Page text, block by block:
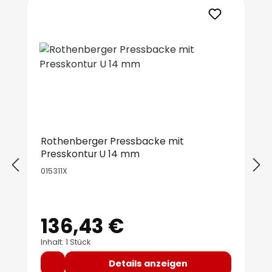
Rothenberger Pressbacke mit
Presskontur U 14 mm
015311X
Regulärer Preis:
136,43 €
Inhalt: 1 Stück
Details anzeigen